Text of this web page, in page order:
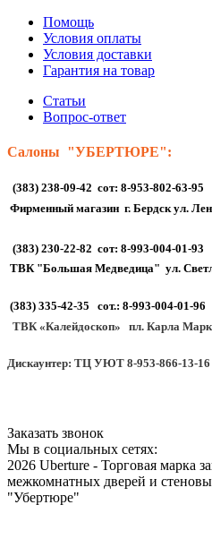
Помощь
Условия оплаты
Условия доставки
Гарантия на товар
Статьи
Вопрос-ответ
Салоны "УБЕРТЮРЕ":
(383) 238-09-42 сот: 8-953-802-63-95
Фирменный магазин г. Бердск ул.
(383) 230-22-82 сот: 8-993-004-01-93
ТВК "Большая Медведица" ул.
(383) 335-42-35 сот.: 8-993-004-01-96
ТВК «Калейдоскоп» пл. Карла
Дискаунтер: ТЦ УЮТ 8-953-866-13-16
Заказать звонок
Мы в социальных сетях:
2026 Uberture - Торговая марка
межкомнатных дверей и
"Убертюре"